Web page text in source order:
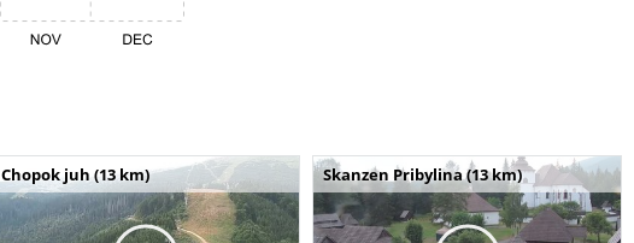
Chopok juh (13 km) Skanzen Pribylina (13 km)